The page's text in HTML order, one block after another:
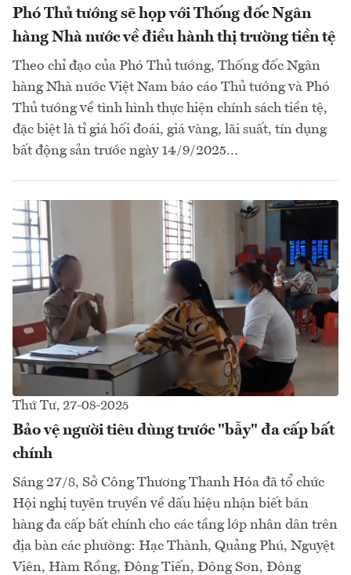
Phó Thủ tướng sẽ họp với Thống đốc Ngân
hàng Nhà nước về điều hành thị trường tiền tệ
Theo chỉ đạo của Phó Thủ tướng, Thống đốc Ngân
hàng Nhà nước Việt Nam báo cáo Thủ tướng và Phó
Thủ tướng về tình hình thực hiện chính sách tiền tệ,
đặc biệt là tỉ giá hối đoái, giá vàng, lãi suất, tín dụng
bất động sản trước ngày 14/9/2025…
Thứ Tư, 27-08-2025
Bảo vệ người tiêu dùng trước "bẫy" đa cấp bất
chính
Sáng 27/8, Sở Công Thương Thanh Hóa đã tổ chức
Hội nghị tuyên truyền về dấu hiệu nhận biết bán
hàng đa cấp bất chính cho các tầng lớp nhân dân trên
địa bàn các phường: Hạc Thành, Quảng Phú, Nguyệt
Viên, Hàm Rồng, Đông Tiến, Đông Sơn, Đông